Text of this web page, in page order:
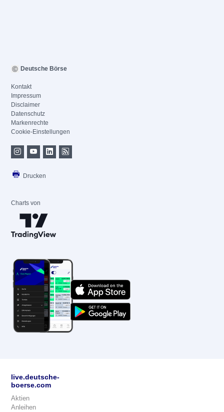
Deutsche Börse
Kontakt
Impressum
Disclaimer
Datenschutz
Markenrechte
Cookie-Einstellungen
Drucken
Charts von
live.deutsche-
boerse.com
Aktien
Anleihen